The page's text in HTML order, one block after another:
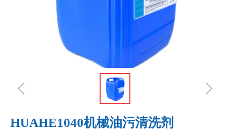
HUAHE1040机械油污清洗剂
ꁆ ꁇ